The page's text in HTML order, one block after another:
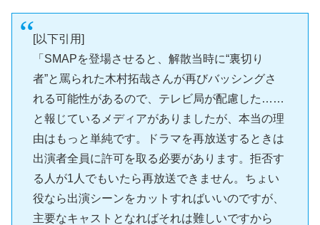
[以下引用]
「SMAPを登場させると、解散当時に“裏切り
者”と罵られた木村拓哉さんが再びバッシングさ
れる可能性があるので、テレビ局が配慮した……
と報じているメディアがありましたが、本当の理
由はもっと単純です。ドラマを再放送するときは
出演者全員に許可を取る必要があります。拒否す
る人が1人でもいたら再放送できません。ちょい
役なら出演シーンをカットすればいいのですが、
主要なキャストとなればそれは難しいですから